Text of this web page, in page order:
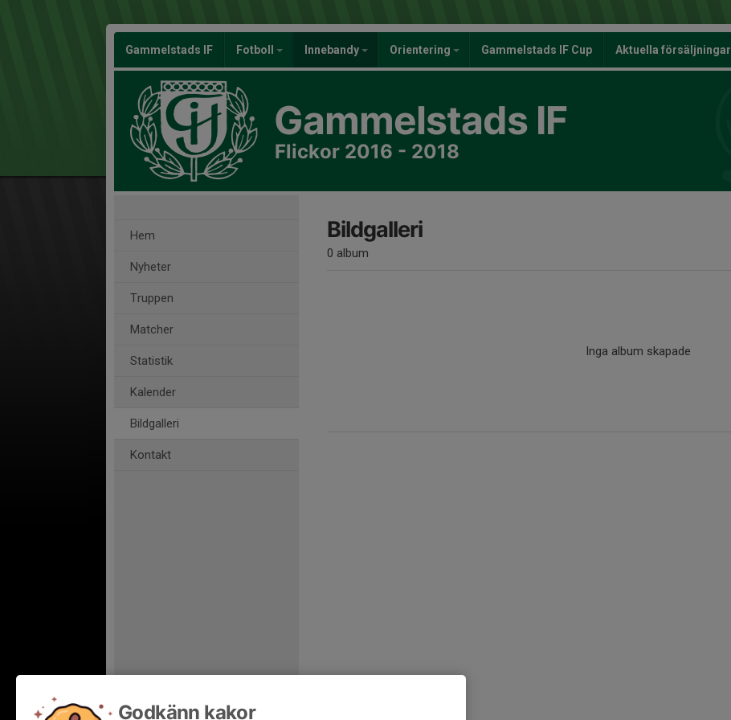
Gammelstads IF Fotboll Innebandy Orientering Gammelstads IF Cup Aktuella försäljningar
Gammelstads IF
Flickor 2016 - 2018
Hem
Nyheter
Truppen
Matcher
Statistik
Kalender
Bildgalleri
Kontakt
Bildgalleri
0 album
Inga album skapade
Godkänn kakor